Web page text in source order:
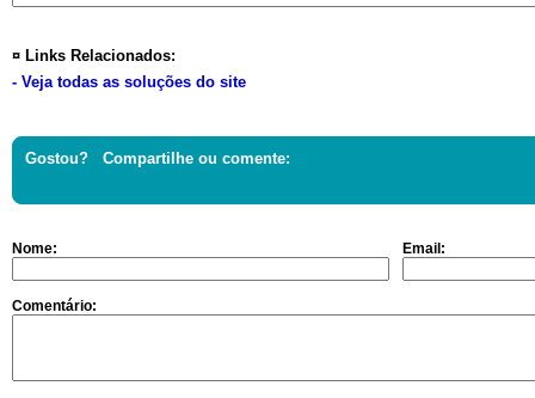
¤ Links Relacionados:
- Veja todas as soluções do site
Gostou? Compartilhe ou comente:
Nome: Email:
Comentário: